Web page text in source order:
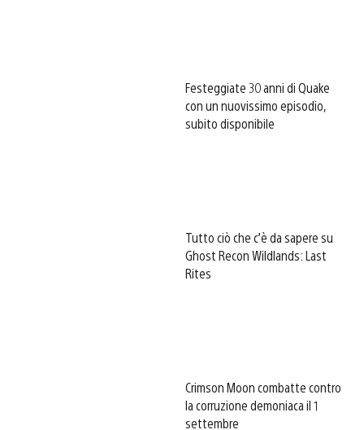
Festeggiate 30 anni di Quake
con un nuovissimo episodio,
subito disponibile
Tutto ciò che c’è da sapere su
Ghost Recon Wildlands: Last
Rites
Crimson Moon combatte contro
la corruzione demoniaca il 1
settembre